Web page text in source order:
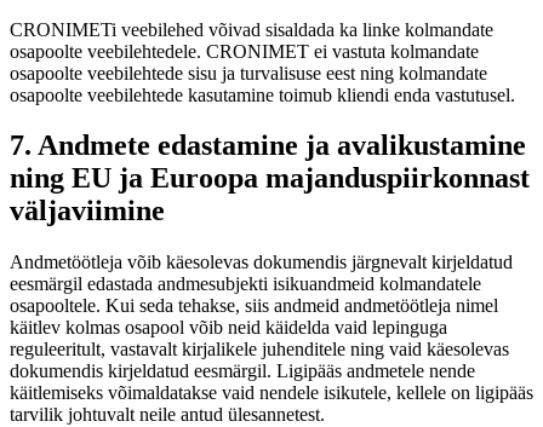
CRONIMETi veebilehed võivad sisaldada ka linke kolmandate
osapoolte veebilehtedele. CRONIMET ei vastuta kolmandate
osapoolte veebilehtede sisu ja turvalisuse eest ning kolmandate
osapoolte veebilehtede kasutamine toimub kliendi enda vastutusel.
7. Andmete edastamine ja avalikustamine
ning EU ja Euroopa majanduspiirkonnast
väljaviimine
Andmetöötleja võib käesolevas dokumendis järgnevalt kirjeldatud
eesmärgil edastada andmesubjekti isikuandmeid kolmandatele
osapooltele. Kui seda tehakse, siis andmeid andmetöötleja nimel
käitlev kolmas osapool võib neid käidelda vaid lepinguga
reguleeritult, vastavalt kirjalikele juhenditele ning vaid käesolevas
dokumendis kirjeldatud eesmärgil. Ligipääs andmetele nende
käitlemiseks võimaldatakse vaid nendele isikutele, kellele on ligipääs
tarvilik johtuvalt neile antud ülesannetest.